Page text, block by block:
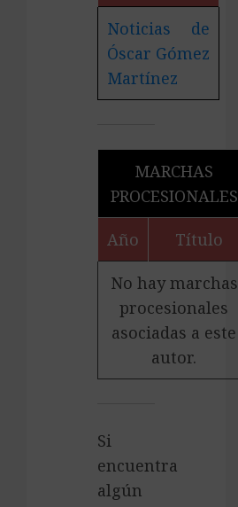
Noticias de
Óscar Gómez
Martínez
MARCHAS
PROCESIONALES
Año Título
No hay marchas
procesionales
asociadas a este
autor.
Si
encuentra
algún